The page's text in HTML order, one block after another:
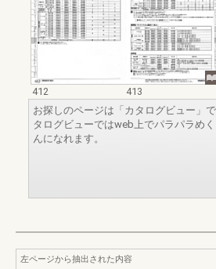
412
413
お探しのページは「カタログビュー」
タログビューではweb上でパラパラめ
んになれます。
左ページから抽出された内容